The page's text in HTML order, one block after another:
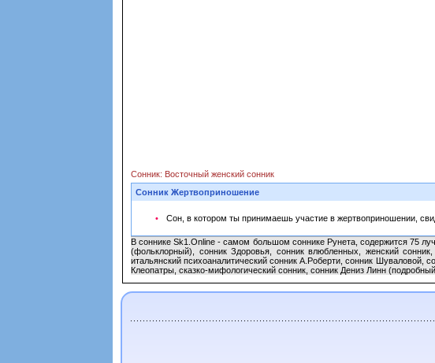
Сонник: Восточный женский сонник
Сонник Жертвоприношение
Сон, в котором ты принимаешь участие в жертвоприношении,
В соннике Sk1.Online - самом большом соннике Рунета, содержится 75
(фольклорный), сонник Здоровья, сонник влюбленных, женский
итальянский психоаналитический сонник А.Роберти, сонник Шуваловой,
Клеопатры, сказко-мифологический сонник, сонник Дениз Линн